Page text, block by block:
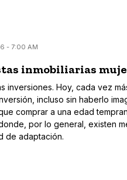
- 7:00 AM
inmobiliarias
inversiones. Hoy, cada vez
incluso sin haberlo
comprar a una edad
por lo general, existen
de adaptación.